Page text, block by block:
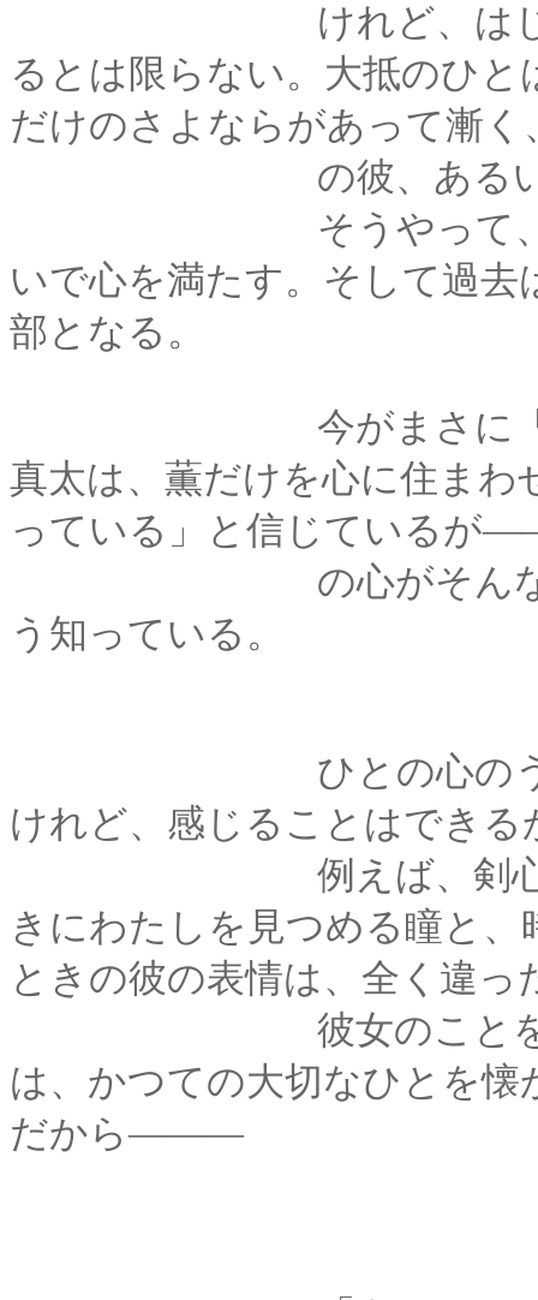
けれど、はじめての
るとは限らない。大抵のひ
だけのさよならがあって漸
の彼、あるいは彼
そうやって、ひとは
いで心を満たす。そして過去
部となる。
今がまさに「はじめ
真太は、薫だけを心に住まわ
っている」と信じているが
の心がそんなに単純
う知っている。
ひとの心のうちを透
けれど、感じることはできる
例えば、剣心が手を
きにわたしを見つめる瞳と
ときの彼の表情は、全く違っ
彼女のことを語ると
は、かつての大切なひとを
だから―――